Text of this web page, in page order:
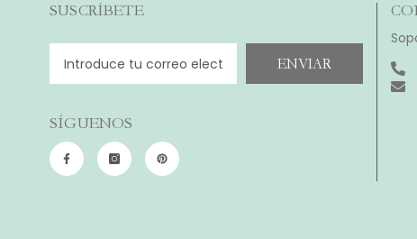
SUSCRÍBETE
ENVIAR
SÍGUENOS